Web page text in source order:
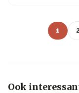
1 2
Ook